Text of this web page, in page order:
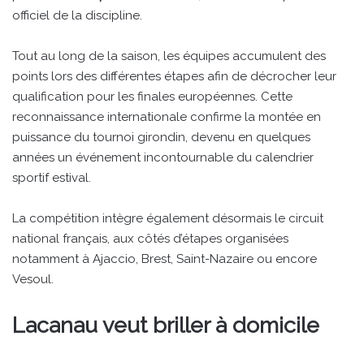
officiel de la discipline.
Tout au long de la saison, les équipes accumulent des
points lors des différentes étapes afin de décrocher leur
qualification pour les finales européennes. Cette
reconnaissance internationale confirme la montée en
puissance du tournoi girondin, devenu en quelques
années un événement incontournable du calendrier
sportif estival.
La compétition intègre également désormais le circuit
national français, aux côtés d’étapes organisées
notamment à Ajaccio, Brest, Saint-Nazaire ou encore
Vesoul.
Lacanau veut briller à domicile